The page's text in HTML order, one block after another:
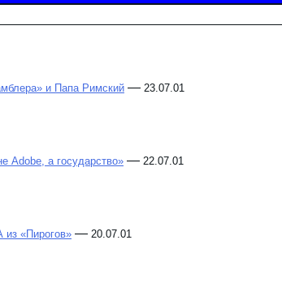
и Папа Римский — 23.07.01
Adobe, а государство» — 22.07.01
из «Пирогов» — 20.07.01